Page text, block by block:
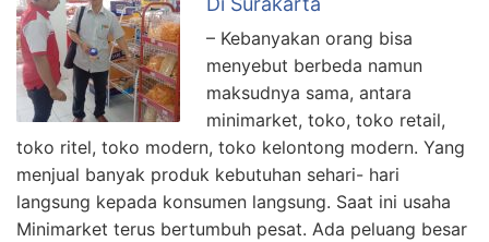
– Kebanyakan orang bisa
menyebut berbeda namun
maksudnya sama, antara
minimarket, toko, toko retail,
toko ritel, toko modern, toko kelontong modern. Yang
menjual banyak produk kebutuhan sehari- hari
langsung kepada konsumen langsung. Saat ini usaha
Minimarket terus bertumbuh pesat. Ada peluang besar